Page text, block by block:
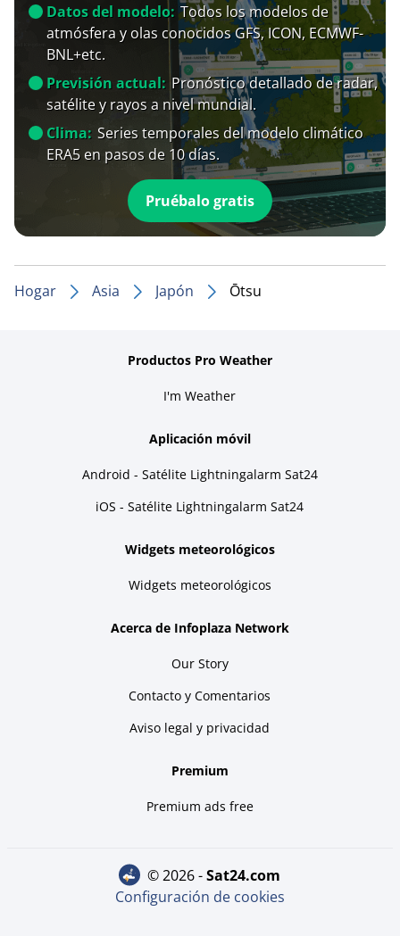
Datos del modelo: Todos los modelos de
atmósfera y olas conocidos GFS, ICON, ECMWF-
BNL+etc.
Previsión actual: Pronóstico detallado de radar,
satélite y rayos a nivel mundial.
Clima: Series temporales del modelo climático
ERA5 en pasos de 10 días.
Pruébalo gratis
Hogar Asia Japón Ōtsu
Productos Pro Weather
I'm Weather
Aplicación móvil
Android - Satélite Lightningalarm Sat24
iOS - Satélite Lightningalarm Sat24
Widgets meteorológicos
Widgets meteorológicos
Acerca de Infoplaza Network
Our Story
Contacto y Comentarios
Aviso legal y privacidad
Premium
Premium ads free
© 2026 - sat24.com
Configuración de cookies